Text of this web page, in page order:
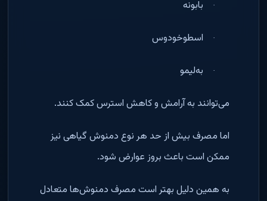
· بابونه
· اسطوخودوس
· به‌لیمو
می‌توانند به آرامش و کاهش استرس کمک کنند.
اما مصرف بیش از حد هر نوع دمنوش گیاهی نیز
ممکن است باعث بروز عوارض شود.
به همین دلیل بهتر است مصرف دمنوش‌ها متعادل